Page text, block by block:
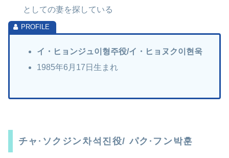
としての妻を探している
イ・ヒョンジュ이형주役/イ・ヒョヌク이현욱
1985年6月17日生まれ
チャ·ソクジン차석진役/ パク·フン박훈